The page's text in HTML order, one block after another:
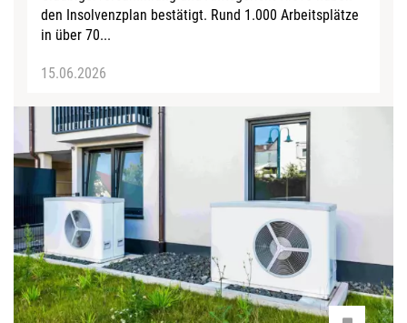
den Insolvenzplan bestätigt. Rund 1.000 Arbeitsplätze
in über 70...
15.06.2026